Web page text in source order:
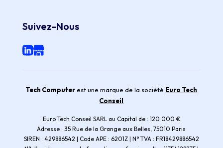
Suivez-Nous
Tech Computerest une marque de la société Euro Tech
Conseil
Euro Tech Conseil SARL au Capital de : 120 000 €
Adresse : 35 Rue de la Grange aux Belles, 75010 Paris
SIREN : 429886542 | Code APE : 6201Z | N° TVA : FR18429886542